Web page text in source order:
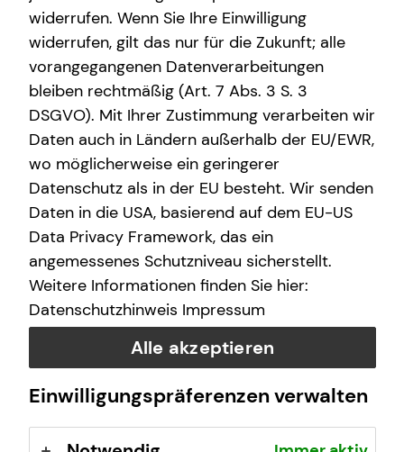
checken, um monatlich zu sparen oder mehr Leistung zu
bekommen! Ich berate dich persönlich, direkt und
unkompliziert – ganz bequem per Video.
Die Vorteile meiner Videoberatung
Unkompliziert und ortsunabhängig Finanzen
checken
Keine Installation einer zusätzlichen Software oder
App notwendig
Inhalte und Unterlagen auf deinem Bildschirm
mitverfolgen
Bequemer Online-Abschluss per E-Signatur
widerrufen. Wenn Sie Ihre Einwilligung
widerrufen, gilt das nur für die Zukunft; alle
vorangegangenen Datenverarbeitungen
bleiben rechtmäßig (Art. 7 Abs. 3 S. 3
DSGVO). Mit Ihrer Zustimmung verarbeiten wir
Daten auch in Ländern außerhalb der EU/EWR,
wo möglicherweise ein geringerer
Datenschutz als in der EU besteht. Wir senden
Daten in die USA, basierend auf dem EU-US
Data Privacy Framework, das ein
angemessenes Schutzniveau sicherstellt.
Weitere Informationen finden Sie hier:
Datenschutzhinweis Impressum
Alle akzeptieren
Einwilligungspräferenzen verwalten